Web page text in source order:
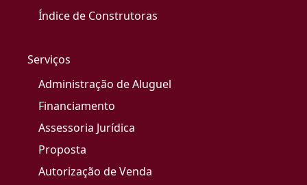
Índice de Construtoras
Serviços
Administração de Aluguel
Financiamento
Assessoria Jurídica
Proposta
Autorização de Venda